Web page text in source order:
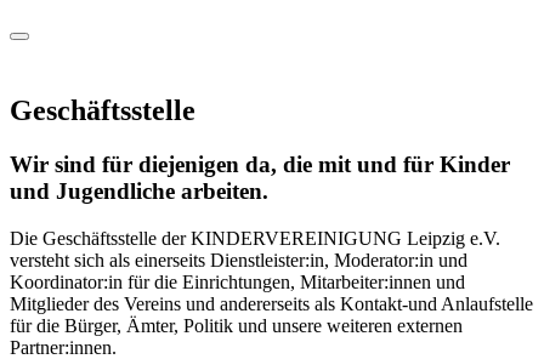
Geschäftsstelle
Wir sind für diejenigen da, die mit und für Kinder
und Jugendliche arbeiten.
Die Geschäftsstelle der KINDERVEREINIGUNG Leipzig e.V.
versteht sich als einerseits Dienstleister:in, Moderator:in und
Koordinator:in für die Einrichtungen, Mitarbeiter:innen und
Mitglieder des Vereins und andererseits als Kontakt-und Anlaufstelle
für die Bürger, Ämter, Politik und unsere weiteren externen
Partner:innen.